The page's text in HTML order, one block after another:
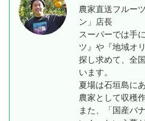
農家直送フルー
ン」店長
スーパーでは手
ツ』や『地域オ
探し求めて、全
います。
夏場は石垣島に
農家として収穫作
また、「国産バ